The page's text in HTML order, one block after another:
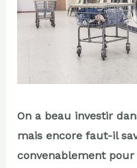
On a beau investir
mais encore faut-il
convenablement